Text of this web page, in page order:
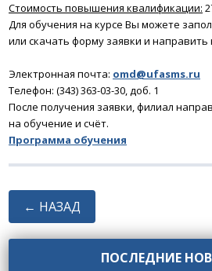
Стоимость повышения квалификации:
Для обучения на курсе Вы можете
или скачать форму заявки и
Электронная почта: omd@ufasms.ru
Телефон: (343) 363-03-30, доб. 1
После получения заявки, филиал
на обучение и счёт.
Программа обучения
← НАЗАД
ПОСЛЕДНИЕ